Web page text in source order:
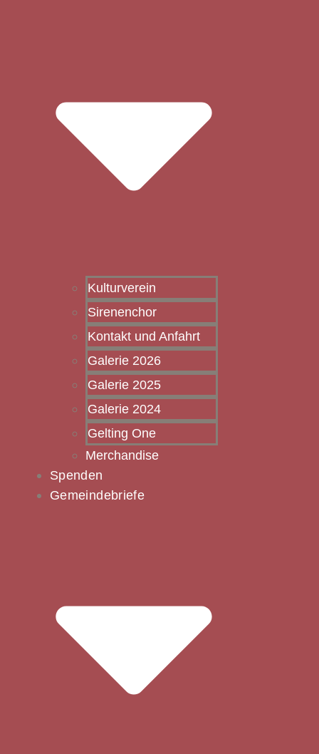
Kulturverein
Sirenenchor
Kontakt und Anfahrt
Galerie 2026
Galerie 2025
Galerie 2024
Gelting One
Merchandise
Spenden
Gemeindebriefe